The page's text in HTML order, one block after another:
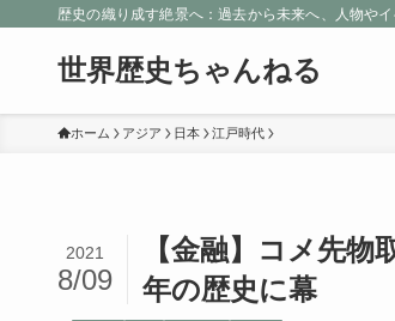
歴史の織り成す絶景へ：過去から未来へ、人物や
世界歴史ちゃんねる
ホーム アジア 日本 江戸時代
【金融】コメ先
年の歴史に幕
2021
8/09